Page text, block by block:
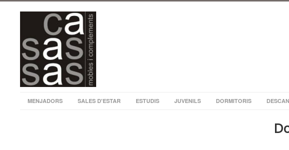
MENJADORS SALES D'ESTAR ESTUDIS JUVENILS DORMITORIS